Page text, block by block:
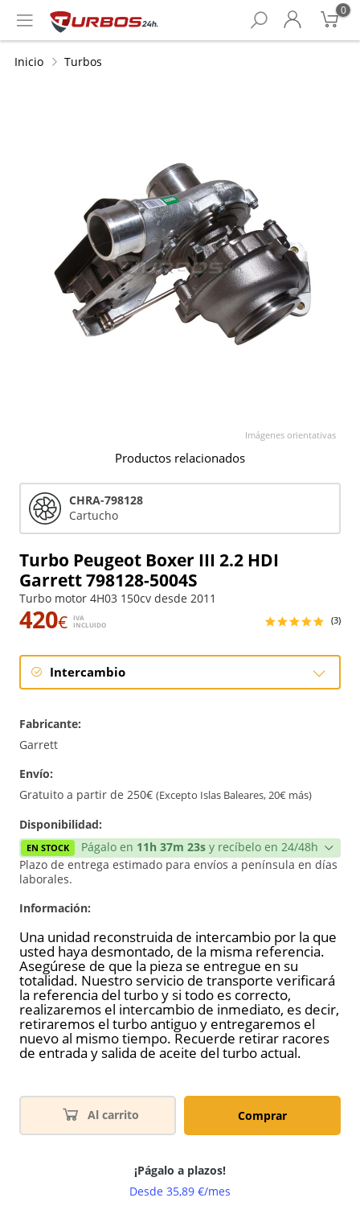
0
Inicio Turbos
Turbo Peugeot Boxer III 2.2 HDI
Garrett 798128-5004S
Turbo motor 4H03 150cv desde 2011
420€
IVA
INCLUIDO
(3)
Intercambio
Reconstrucción
Fabricante:
Garrett
Envío:
Gratuito a partir de 250€ (Excepto Islas Baleares, 20€ más)
Disponibilidad:
EN STOCK Págalo en 11h 37m 23s y recíbelo en 24/48h
Plazo de entrega estimado para envíos a península en días
laborales.
Información:
Una unidad reconstruida de intercambio por la que
usted haya desmontado, de la misma referencia.
Asegúrese de que la pieza se entregue en su
totalidad. Nuestro servicio de transporte verificará
la referencia del turbo y si todo es correcto,
realizaremos el intercambio de inmediato, es decir,
retiraremos el turbo antiguo y entregaremos el
nuevo al mismo tiempo. Recuerde retirar racores
de entrada y salida de aceite del turbo actual.
Al carrito Comprar
Imágenes orientativas
Productos relacionados
CHRA-798128
Cartucho